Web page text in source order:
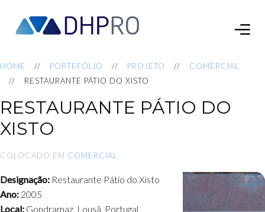
HOME PORTEFÓLIO PROJETO
COMERCIAL
RESTAURANTE PÁTIO DO XISTO
RESTAURANTE PÁTIO DO
XISTO
COLOCADO EM COMERCIAL
Designação: Restaurante Pátio do Xisto
Ano: 2005
Local: Gondramaz, Lousã, Portugal